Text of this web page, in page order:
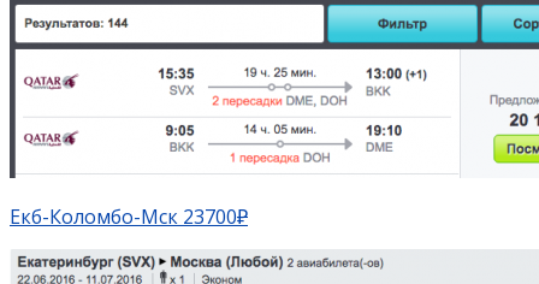
Екб-Коломбо-Мск 23700₽